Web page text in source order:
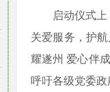
启动仪式
关爱服务，护
耀遂州 爱心伴
呼吁各级党委